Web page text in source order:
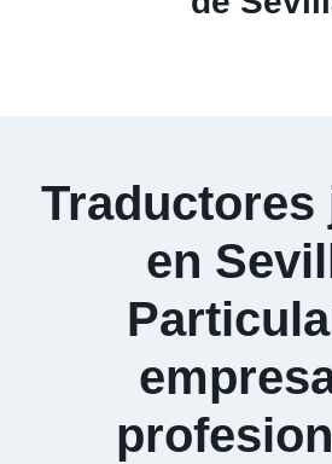
Traductores
en